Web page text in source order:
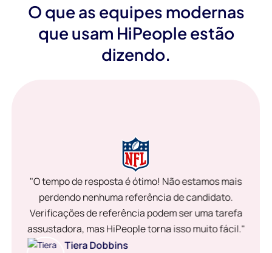
O que as equipes modernas
que usam HiPeople estão
dizendo.
"O tempo de resposta é ótimo! Não estamos mais
perdendo nenhuma referência de candidato.
Verificações de referência podem ser uma tarefa
assustadora, mas HiPeople torna isso muito fácil."
Tiera Dobbins